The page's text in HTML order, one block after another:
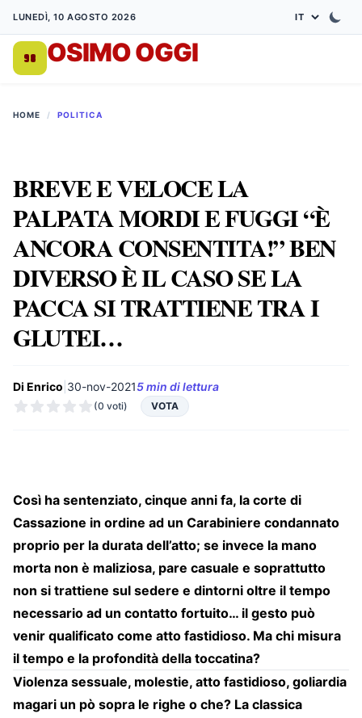
LUNEDÌ, 10 AGOSTO 2026
OSIMO OGGI
HOME / POLITICA
BREVE E VELOCE LA
PALPATA MORDI E FUGGI “È
ANCORA CONSENTITA!” BEN
DIVERSO È IL CASO SE LA
PACCA SI TRATTIENE TRA I
GLUTEI…
Di Enrico 30-nov-20215 min di lettura
(0 voti) VOTA
Così ha sentenziato, cinque anni fa, la corte di
Cassazione in ordine ad un Carabiniere condannato
proprio per la durata dell’atto; se invece la mano
morta non è maliziosa, pare casuale e soprattutto
non si trattiene sul sedere e dintorni oltre il tempo
necessario ad un contatto fortuito… il gesto può
venir qualificato come atto fastidioso. Ma chi misura
il tempo e la profondità della toccatina?
Violenza sessuale, molestie, atto fastidioso, goliardia
magari un pò sopra le righe o che? La classica